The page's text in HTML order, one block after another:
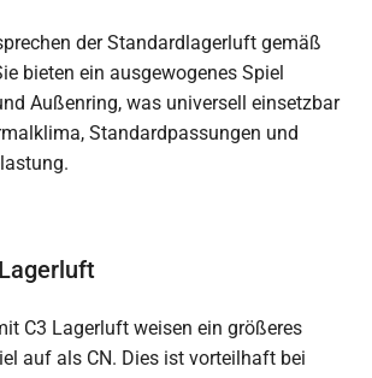
der Standardlagerluft gemäß
bieten ein ausgewogenes Spiel
Außenring, was universell einsetzbar
Standardpassungen und
C3 Lagerluft weisen ein größeres
auf als CN. Dies ist vorteilhaft bei